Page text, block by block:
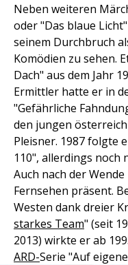
Neben weiteren
oder "Das blaue
seinem Durchbruch
Komödien zu sehen.
Dach" aus dem Jahr
Ermittler hatte er in
"Gefährliche
den jungen
Pleisner. 1987 folgte
110", allerdings noch
Auch nach der
Fernsehen präsent.
Westen dank dreier
starkes Team" (seit
2013) wirkte er ab
ARD-Serie "Auf